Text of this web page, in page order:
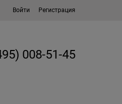
Войти Регистрация
008-51-45